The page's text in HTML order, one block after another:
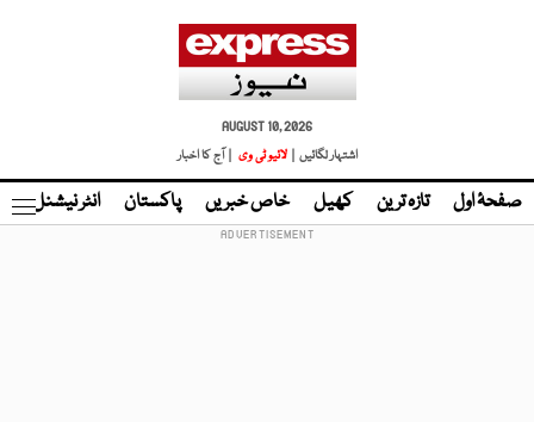
AUGUST 10, 2026
اشتہار لگائیں |
لائیو ٹی وی | آج کا اخبار
صفحۂ اول تازہ ترین کھیل خاص خبریں پاکستان انٹر نیشنل